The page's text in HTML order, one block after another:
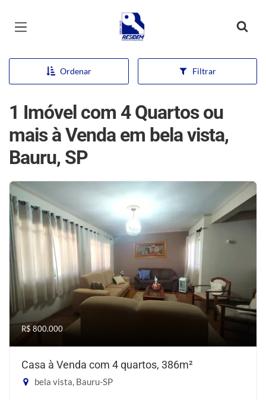
Página inicial
Ordenar Filtrar
1 Imóvel com 4 Quartos ou
mais à Venda em bela vista,
Bauru, SP
R$ 800.000
Casa à Venda com 4 quartos, 386m²
bela vista, Bauru-SP